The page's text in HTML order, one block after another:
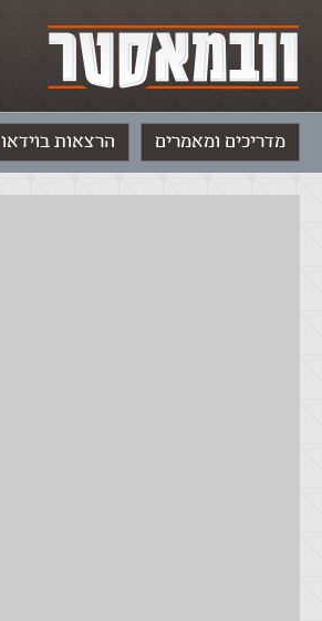
מדריכים ומאמרים הרצאות בוידאו